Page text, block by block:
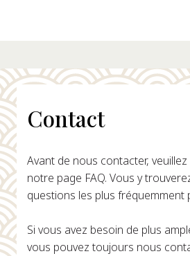
Contact
Avant de nous contacter,
notre page FAQ. Vous y
questions les plus fréquemment
Si vous avez besoin de plus
vous pouvez toujours nous